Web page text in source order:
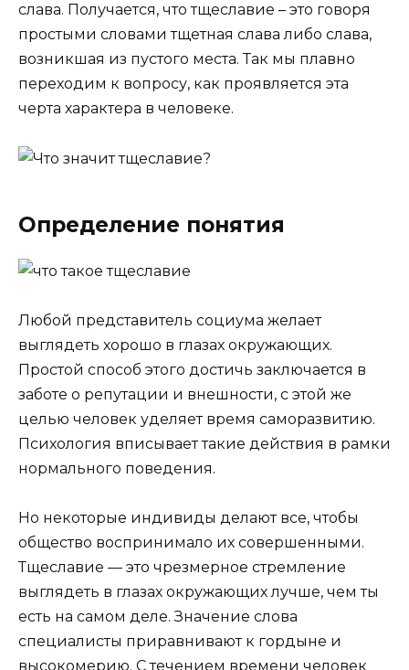
слава. Получается, что тщеславие – это говоря
простыми словами тщетная слава либо слава,
возникшая из пустого места. Так мы плавно
переходим к вопросу, как проявляется эта
черта характера в человеке.
Определение понятия
Любой представитель социума желает
выглядеть хорошо в глазах окружающих.
Простой способ этого достичь заключается в
заботе о репутации и внешности, с этой же
целью человек уделяет время саморазвитию.
Психология вписывает такие действия в рамки
нормального поведения.
Но некоторые индивиды делают все, чтобы
общество воспринимало их совершенными.
Тщеславие — это чрезмерное стремление
выглядеть в глазах окружающих лучше, чем ты
есть на самом деле. Значение слова
специалисты приравнивают к гордыне и
высокомерию. С течением времени человек